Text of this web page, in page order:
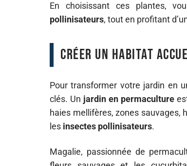
En choisissant ces plantes,
pollinisateurs, tout en profitant
Créer un habitat
Pour transformer votre jardin en
clés. Un jardin en permaculture
haies mellifères, zones
les insectes pollinisateurs.
Magalie, passionnée de